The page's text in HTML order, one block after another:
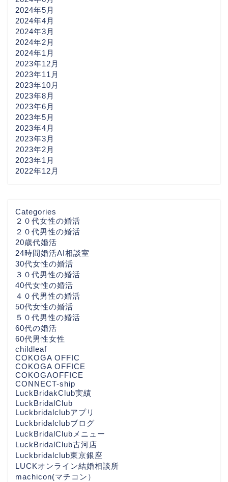
2024年5月
2024年4月
2024年3月
2024年2月
2024年1月
2023年12月
2023年11月
2023年10月
2023年8月
2023年6月
2023年5月
2023年4月
2023年3月
2023年2月
2023年1月
2022年12月
Categories
２０代女性の婚活
２０代男性の婚活
20歳代婚活
24時間婚活AI相談室
30代女性の婚活
３０代男性の婚活
40代女性の婚活
４０代男性の婚活
50代女性の婚活
５０代男性の婚活
60代の婚活
60代男性女性
childleaf
COKOGA OFFIC
COKOGA OFFICE
COKOGAOFFICE
CONNECT-ship
LuckBridakClub実績
LuckBridalClub
Luckbridalclubアプリ
Luckbridalclubブログ
LuckBridalClubメニュー
LuckBridalClub古河店
Luckbridalclub東京銀座
LUCKオンライン結婚相談所
machicon(マチコン）